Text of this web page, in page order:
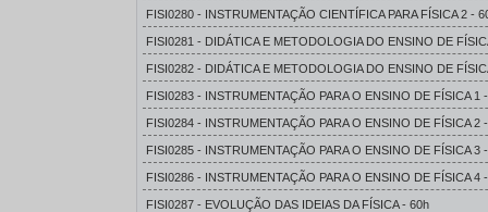
FISI0280 - INSTRUMENTAÇÃO CIENTÍFICA PARA FÍSICA 2 -
FISI0281 - DIDÁTICA E METODOLOGIA DO ENSINO DE
FISI0282 - DIDÁTICA E METODOLOGIA DO ENSINO DE
FISI0283 - INSTRUMENTAÇÃO PARA O ENSINO DE FÍSICA 1
FISI0284 - INSTRUMENTAÇÃO PARA O ENSINO DE FÍSICA 2
FISI0285 - INSTRUMENTAÇÃO PARA O ENSINO DE FÍSICA 3
FISI0286 - INSTRUMENTAÇÃO PARA O ENSINO DE FÍSICA 4
FISI0287 - EVOLUÇÃO DAS IDEIAS DA FÍSICA - 60h